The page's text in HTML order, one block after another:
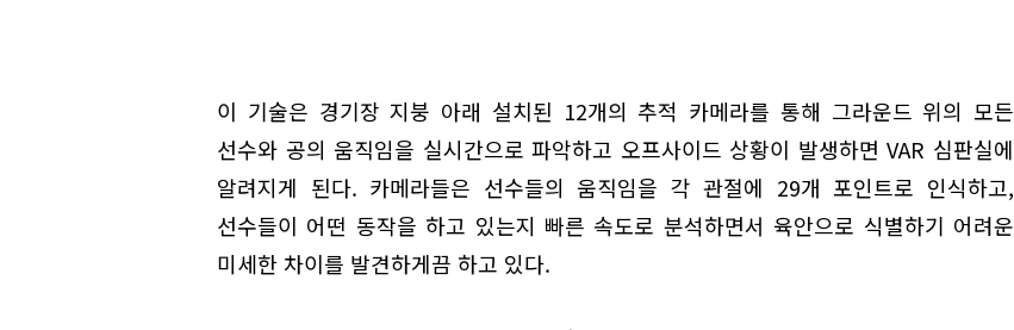
이 기술은 경기장 지붕 아래 설치된 12개의 추적 카메라를 통해 그라운드 위의 모든
선수와 공의 움직임을 실시간으로 파악하고 오프사이드 상황이 발생하면 VAR 심판실에
알려지게 된다. 카메라들은 선수들의 움직임을 각 관절에 29개 포인트로 인식하고,
선수들이 어떤 동작을 하고 있는지 빠른 속도로 분석하면서 육안으로 식별하기 어려운
미세한 차이를 발견하게끔 하고 있다.